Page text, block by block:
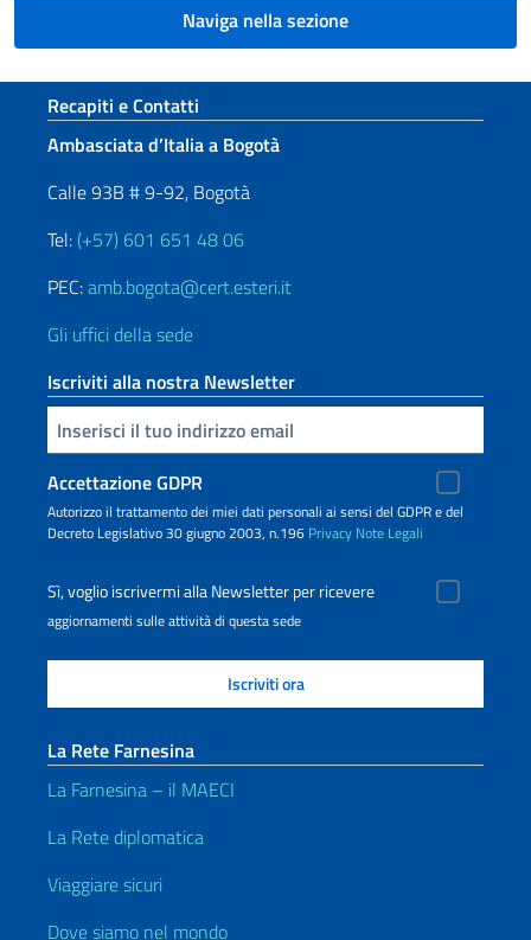
Naviga nella sezione
Sezione footer
Recapiti e Contatti
Ambasciata d’Italia a Bogotà
Calle 93B # 9-92, Bogotà
Tel: (+57) 601 651 48 06
PEC:amb.bogota@cert.esteri.it
Gli uffici della sede
Iscriviti alla nostra Newsletter
Inserisci la tua email
Accettazione GDPR
Autorizzo il trattamento dei miei dati personali ai sensi del GDPR e del
Decreto Legislativo 30 giugno 2003, n.196 Privacy Note Legali
Sì, voglio iscrivermi alla Newsletter per ricevere
aggiornamenti sulle attività di questa sede
La Rete Farnesina
La Farnesina – il MAECI
La Rete diplomatica
Viaggiare sicuri
Dove siamo nel mondo